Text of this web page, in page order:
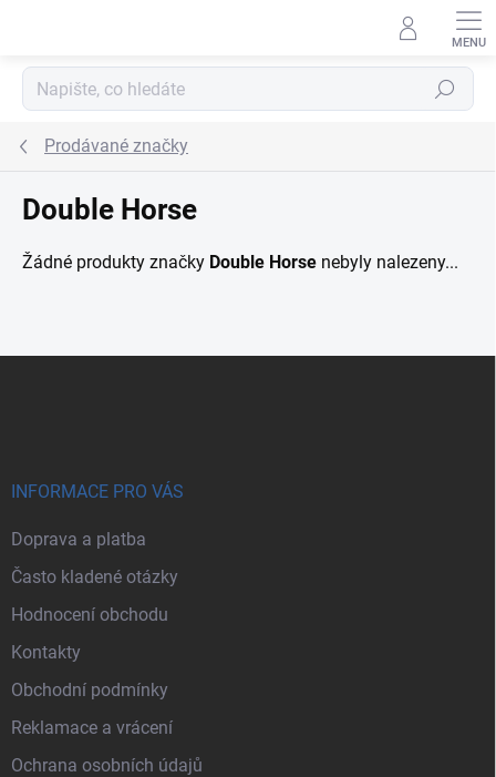
Hledat
Prodávané značky
Double Horse
Žádné produkty značky Double Horse nebyly nalezeny...
INFORMACE PRO VÁS
Doprava a platba
Často kladené otázky
Hodnocení obchodu
Kontakty
Obchodní podmínky
Reklamace a vrácení
Ochrana osobních údajů